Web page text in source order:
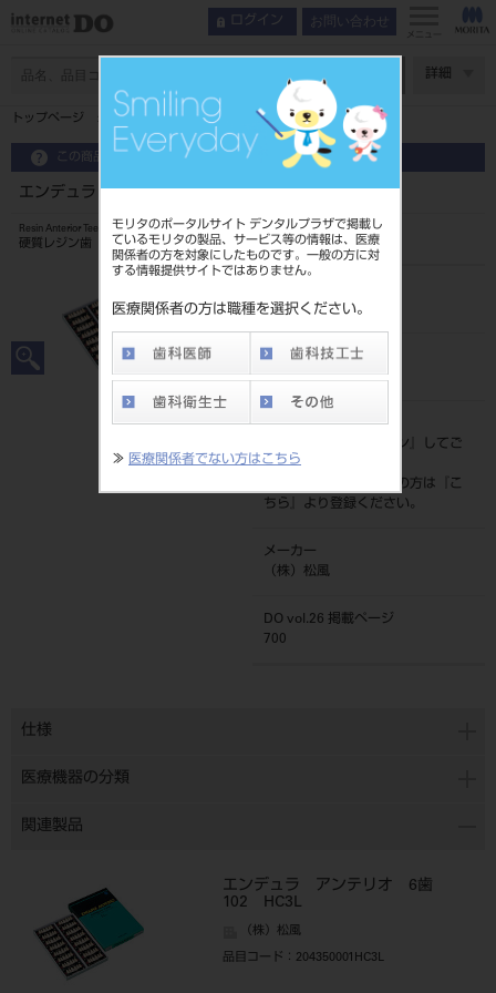
モリタのポータルサイト デンタルプラザで掲載し
ているモリタの製品、サービス等の情報は、医療
関係者の方を対象にしたものです。一般の方に対
する情報提供サイトではありません。
医療関係者の方は職種を選択ください。
≫ 医療関係者でない方はこちら
ログイン お問い合わせ
メニュー
詳細
トップページ エンデュラ アンテリオ 6歯 104 HO6U
この商品に関するお問い合わせ
エンデュラ アンテリオ 6歯 104 HO6U
Resin Anterior Teeth
硬質レジン歯
204350002HO6U
JAN/EANコード
標準価格
ログイン
』してご
覧ください。
ネット会員登録がまだの方は『
こ
ちら
』より登録ください。
メーカー
（株）松風
DO vol.26 掲載ページ
700
仕様
医療機器の分類
関連製品
エンデュラ アンテリオ 6歯
102 HC3L
（株）松風
品目コード ：204350001HC3L